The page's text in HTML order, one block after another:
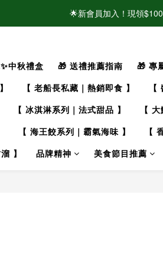
🌟新會員加入！現領
🌟新會員加入！現領
⚠️請認明官方帳號！近期有仿冒頁面/粉專
🌟新會員加入！現領
中秋禮盒 🎁 送禮推薦指南 🎁 專
【 老船長私藏｜熱銷即食 】
【 冰淇淋系列｜法式甜品 】 【
【 海王餃系列｜霸氣海味 】 【
】
品牌精神 美食節目推薦